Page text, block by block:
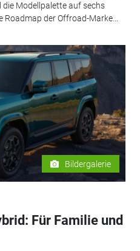
Modellpalette auf sechs
der Offroad-Marke...
Bildergalerie
Für Familie und